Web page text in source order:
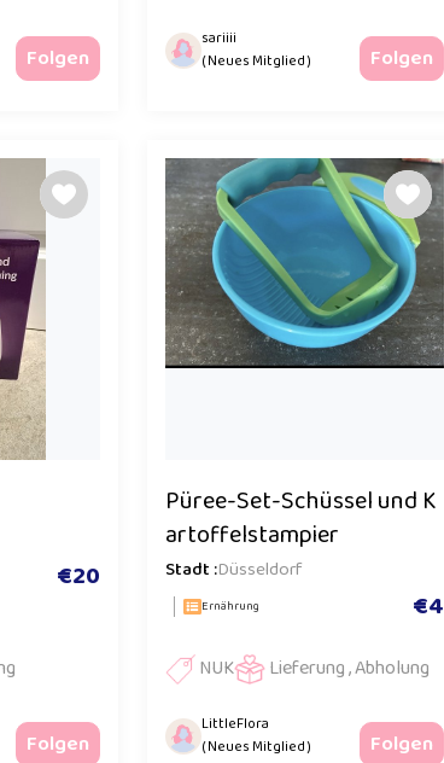
Folgen
sariiii
( Neues Mitglied )
Folgen
€20
Folgen
Püree-Set-Schüssel und K
artoffelstampier
Stadt :Düsseldorf
Ernährung €4
NUK Lieferung , Abholung
LittleFlora
( Neues Mitglied )
Folgen